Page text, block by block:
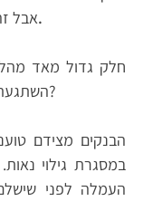
אבליעלה לך בעמלה של 50,000 שקלים.
חלק גדול מאד
השתגעתי? לשלם 50,000 שקלים? למה מי מת?
הבנקים מצידם
במסגרת גילוי
העמלה לפני